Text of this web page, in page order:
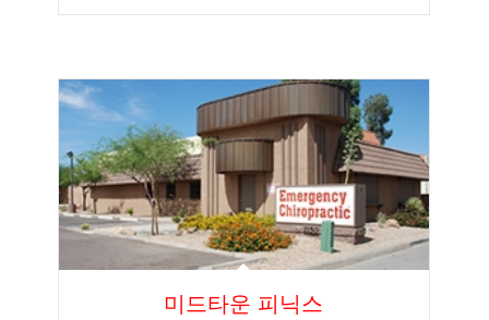
미드타운 피닉스